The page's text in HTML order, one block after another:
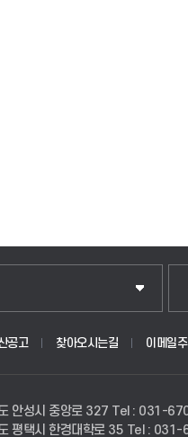
공고 찾아오시는길 이메일
안성시 중앙로 327 Tel : 031-
평택시 한경대학로 35 Tel : 031-